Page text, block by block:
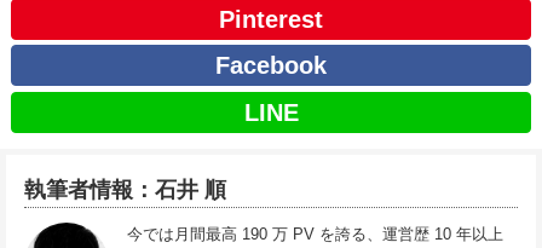
Pinterest
Facebook
LINE
執筆者情報：石井 順
今では月間最高 190 万 PV を誇る、運営歴 10 年以上